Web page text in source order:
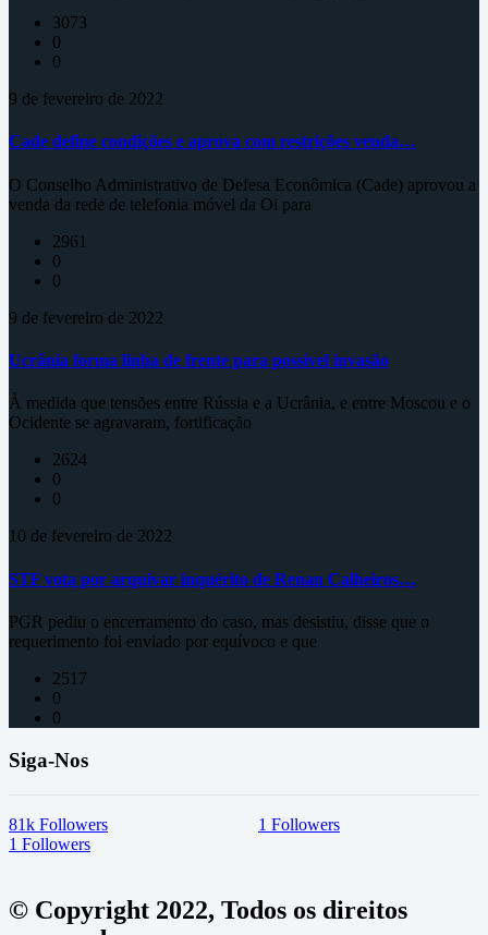
3073
0
0
9 de fevereiro de 2022
Cade define condições e aprova com restrições venda…
O Conselho Administrativo de Defesa Econômica (Cade) aprovou a
venda da rede de telefonia móvel da Oi para
2961
0
0
9 de fevereiro de 2022
Ucrânia forma linha de frente para possível invasão
À medida que tensões entre Rússia e a Ucrânia, e entre Moscou e o
Ocidente se agravaram, fortificação
2624
0
0
10 de fevereiro de 2022
STF vota por arquivar inquérito de Renan Calheiros…
PGR pediu o encerramento do caso, mas desistiu, disse que o
requerimento foi enviado por equívoco e que
2517
0
0
Siga-Nos
81k Followers 1 Followers
1 Followers
© Copyright 2022, Todos os direitos